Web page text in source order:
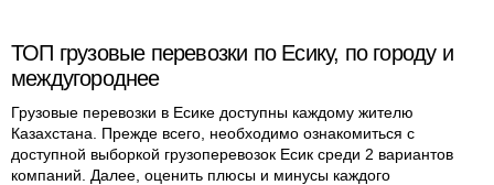
ТОП грузовые перевозки по Есику, по городу и
междугороднее
Грузовые перевозки в Есике доступны каждому жителю
Казахстана. Прежде всего, необходимо ознакомиться с
доступной выборкой грузоперевозок Есик среди 2 вариантов
компаний. Далее, оценить плюсы и минусы каждого